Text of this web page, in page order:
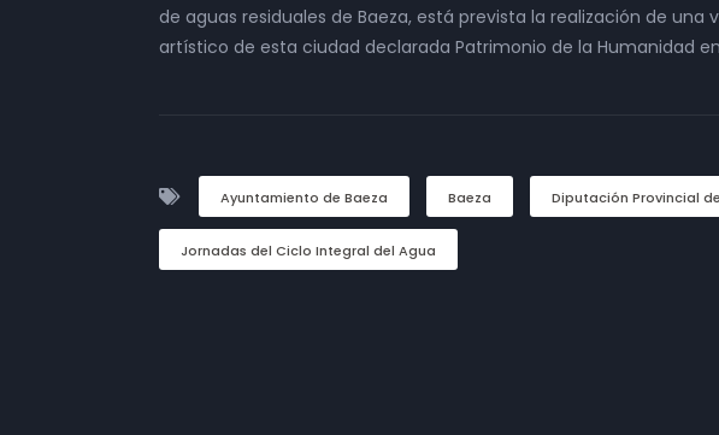
de aguas residuales de Baeza, está prevista la realización de
artístico de esta ciudad declarada Patrimonio de la Humanidad
Ayuntamiento de Baeza Baeza Diputación Provincial
Jornadas del Ciclo Integral del Agua